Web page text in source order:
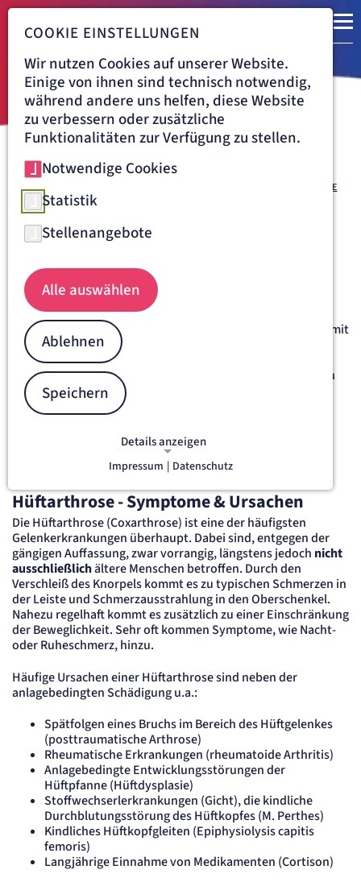
Navigationspfad
KRANKENHAUS TABEA HAMBURG
BEHANDLUNG
ZENTRUM FÜR ORTHOPÄDISCHE CHIRURGIE
HÜFTE
Hüftarthrose - Behandlung im
Krankenhaus Tabea
Das Hüftgelenk
Das Hüftgelenk besteht aus der Hüftpfanne im
Beckenknochen und dem Hüftkopf. Die Gelenkanteile sind mit
einer knorpeligen Gleitschicht überzogen und werden von
der Gelenkkapsel umschlossen. Mehr als die Hälfte des
Oberschenkelkopfes liegt in der knöchern-bindegewebigen
Pfanne, weshalb man von einem Nussgelenk spricht.
sind eine Vielzahl von angeborenen und erworbenen
Erkrankungen des Hüftgelenks bekannt, von denen der
Verschleiß die häufigste ist.
Hüftarthrose - Symptome & Ursachen
Die Hüftarthrose (Coxarthrose) ist eine der häufigsten
Gelenkerkrankungen überhaupt. Dabei sind, entgegen der
gängigen Auffassung, zwar vorrangig, längstens jedoch nicht
ausschließlichältere Menschen betroffen. Durch den
Verschleiß des Knorpels kommt es zu typischen Schmerzen in
der Leiste und Schmerzausstrahlung in den Oberschenkel.
Nahezu regelhaft kommt es zusätzlich zu einer Einschränkung
der Beweglichkeit. Sehr oft kommen Symptome, wie Nacht-
oder Ruheschmerz, hinzu.
Häufige Ursachen einer Hüftarthrose sind neben der
anlagebedingten Schädigung u.a.:
Spätfolgen eines Bruchs im Bereich des Hüftgelenkes
(posttraumatische Arthrose)
Rheumatische Erkrankungen (rheumatoide Arthritis)
Anlagebedingte Entwicklungsstörungen der
Hüftpfanne (Hüftdysplasie)
Stoffwechserlerkrankungen (Gicht), die kindliche
Durchblutungsstörung des Hüftkopfes (M. Perthes)
Kindliches Hüftkopfgleiten (Epiphysiolysis capitis
femoris)
Langjährige Einnahme von Medikamenten (Cortison)
COOKIE EINSTELLUNGEN
Wir nutzen Cookies auf unserer Website.
Einige von ihnen sind technisch notwendig,
während andere uns helfen, diese Website
zu verbessern oder zusätzliche
Funktionalitäten zur Verfügung zu stellen.
Notwendige Cookies
Statistik
Stellenangebote
Alle auswählen
Ablehnen
Speichern
Details anzeigen
NOTWENDIGE COOKIES
Notwendige Cookies ermöglichen
grundlegende Funktionen und sind für
die einwandfreie Funktion der Website
erforderlich.
etracker Sitzungs-Cookie
Name:
Anbieter:
Zweck:
Opt-In Cookie speichert die Entscheidung des Besuchers, wenn auf der Seite des
Kunden das Tracking Opt-In ausgespielt wird. Wird auch für ein eventuelles Opt-Out
Cookie Laufzeit:
"no" - 50 Jahre, "yes" - 480 Tage
Content-Management-System-
Cookie
Name:
fe_typo_user
Anbieter:
TYPO3
Impressum | Datenschutz